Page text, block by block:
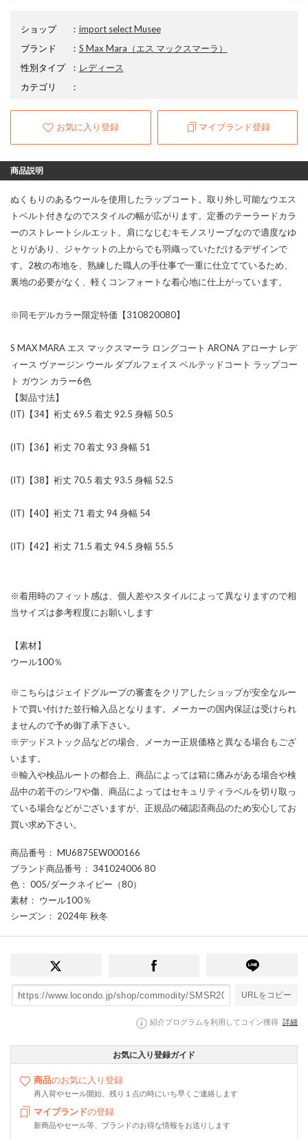
ショップ ： import select Musee
ブランド
： S Max Mara （エス マックスマーラ）
性別タイプ
： レディース
カテゴリ
：
お気に入り登録 マイブランド登録
商品説明
ぬくもりのあるウールを使用したラップコート。取り外し可能なウエス
トベルト付きなのでスタイルの幅が広がります。定番のテーラードカラ
ーのストレートシルエット。肩になじむキモノスリーブなので適度なゆ
とりがあり、ジャケットの上からでも羽織っていただけるデザインで
す。2枚の布地を、熟練した職人の手仕事で一重に仕立てているため、
裏地の必要がなく、軽くコンフォートな着心地に仕上がっています。
※同モデルカラー限定特価【310820080】
S MAX MARA エス マックスマーラ ロングコート ARONA アローナ レデ
ィース ヴァージン ウール ダブルフェイス ベルテッドコート ラップコー
ト ガウン カラー6色
【製品寸法】
(IT)【34】裄丈 69.5 着丈 92.5 身幅 50.5
(IT)【36】裄丈 70 着丈 93 身幅 51
(IT)【38】裄丈 70.5 着丈 93.5 身幅 52.5
(IT)【40】裄丈 71 着丈 94 身幅 54
(IT)【42】裄丈 71.5 着丈 94.5 身幅 55.5
※着用時のフィット感は、個人差やスタイルによって異なりますので相
当サイズは参考程度にお願いします
【素材】
ウール100％
※こちらはジェイドグループの審査をクリアしたショップが安全なルー
トで買い付けた並行輸入品となります。メーカーの国内保証は受けられ
ませんので予め御了承下さい。
※デッドストック品などの場合、メーカー正規価格と異なる場合もござ
います。
※輸入や検品ルートの都合上、商品によっては箱に痛みがある場合や検
品中の若干のシワや傷、商品によってはセキュリティラベルを切り取っ
ている場合などがございますが、正規品の確認済商品のため安心してお
買い求め下さい。
商品番号 ： MU6875EW000166
ブランド商品番号 ： 341024006 80
色 ： 005/ダークネイビー（80）
素材 ： ウール100％
シーズン ： 2024年 秋冬
URLをコピー
紹介プログラムを利用してコイン獲得 詳細
お気に入り登録ガイド
商品のお気に入り登録
再入荷やセール開始、残り１点の時にいち早くご連絡します
マイブランドの登録
新商品やセール等、ブランドのお得な情報をお送りします